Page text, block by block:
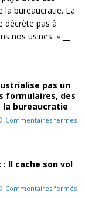
la bureaucratie. La
décrète pas à
nos usines. » __
pas un
formulaires, des
la bureaucratie
Commentaires fermés
Il cache son vol
Commentaires fermés